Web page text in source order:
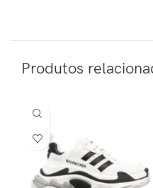
Produtos